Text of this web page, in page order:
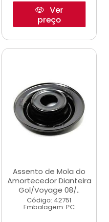
Ver
preço
Assento de Mola do
Amortecedor Dianteira
Gol/Voyage 08/..
Código: 42751
Embalagem: PC